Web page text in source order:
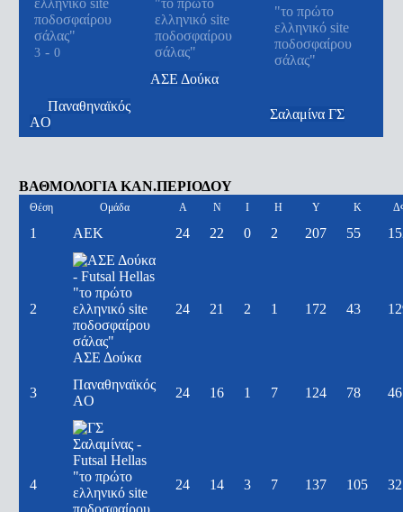
3 - 0
ΑΣΕ Δούκα
Παναθηναϊκός
AO
Σαλαμίνα ΓΣ
ΒΑΘΜΟΛΟΓΙΑ ΚΑΝ.ΠΕΡΙΟΔΟΥ
Θέση Ομάδα A Ν Ι Η Υ Κ
1 ΑΕΚ 24 22 0 2 207 55
2
ΑΣΕ Δούκα
24 21 2 1 172 43
3
Παναθηναϊκός
AO
24 16 1 7 124 78 46
4 24 14 3 7 137 105 32